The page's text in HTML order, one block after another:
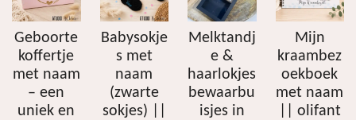
Geboorte
koffertje
met naam
– een
uniek en
Babysokje
s met
naam
(zwarte
sokjes) ||
Melktandj
e &
haarlokjes
bewaarbu
isjes in
Mijn
kraambez
oekboek
met naam
|| olifant